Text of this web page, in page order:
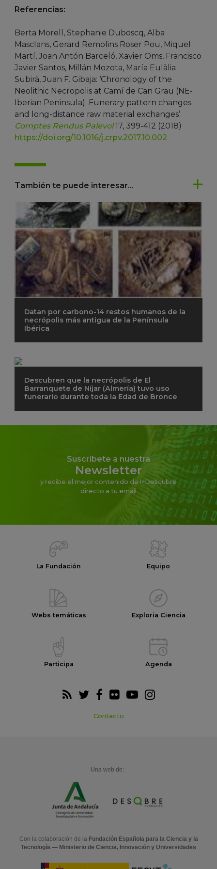
Referencias:
Berta Morell, Stephanie Duboscq, Alba
Masclans, Gerard Remolins Roser Pou, Miquel
Martí, Joan Antón Barceló, Xavier Oms, Francisco
Javier Santos, Millán Mozota, María Eulàlia
Subirà, Juan F. Gibaja: ‘Chronology of the
Neolithic Necropolis at Camí de Can Grau (NE-
Iberian Peninsula). Funerary pattern changes
and long-distance raw material exchanges’.
Comptes Rendus Palevol17, 399-412 (2018)
https://doi.org/10.1016/j.crpv.2017.10.002
También te puede interesar...
Datan por carbono-14 restos humanos de la
necrópolis más antigua de la Península
Ibérica
Descubren que la necrópolis de El
Barranquete de Níjar (Almería) tuvo uso
funerario durante toda la Edad de Bronce
Suscríbete a nuestra
Newsletter
y recibe el mejor contenido de i+Descubre
directo a tu email
La Fundación Equipo
Webs temáticas Exploria Ciencia
Participa Agenda
Contacto
Una web de:
Con la colaboración de la Fundación Española para la Ciencia y la
Tecnología — Ministerio de Ciencia, Innovación y Universidades